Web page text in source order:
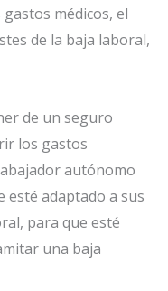
médicos, el
de la baja laboral,
de un seguro
los gastos
autónomo
esté adaptado a sus
para que esté
una baja